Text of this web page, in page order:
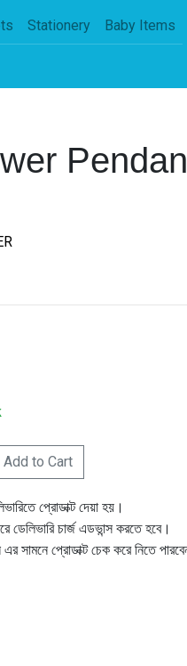
Stationery Baby Items
Add to Cart
প্রোডাক্ট দেয়া হয়।
ডেলিভারি চার্জ এডভান্স করতে হবে।
এর সামনে প্রোডাক্ট চেক করে নিতে